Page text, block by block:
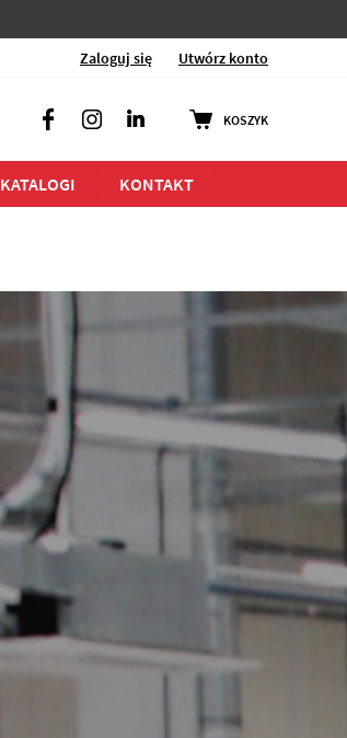
Zaloguj się Utwórz konto
KOSZYK
KATALOGI KONTAKT